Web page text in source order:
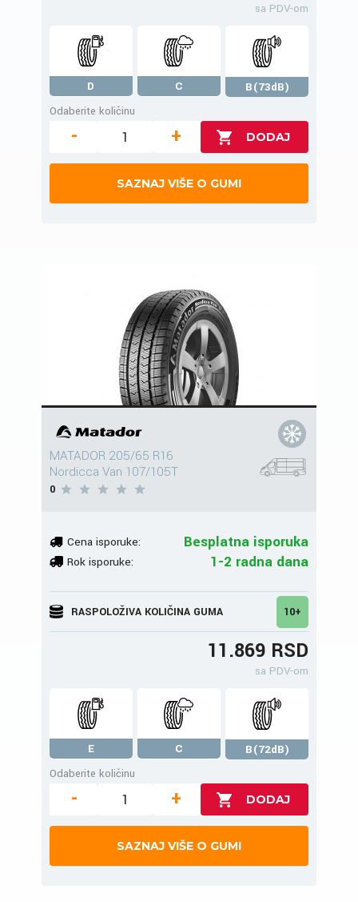
sa PDV-om
D C
B(73dB)
Odaberite količinu
- +
SAZNAJ VIŠE O GUMI
MATADOR 205/65 R16
Nordicca Van 107/105T
0
Cena isporuke: Besplatna isporuka
Rok isporuke: 1-2 radna dana
RASPOLOŽIVA KOLIČINA GUMA 10+
11.869 RSD
sa PDV-om
E C
B(72dB)
Odaberite količinu
- +
SAZNAJ VIŠE O GUMI